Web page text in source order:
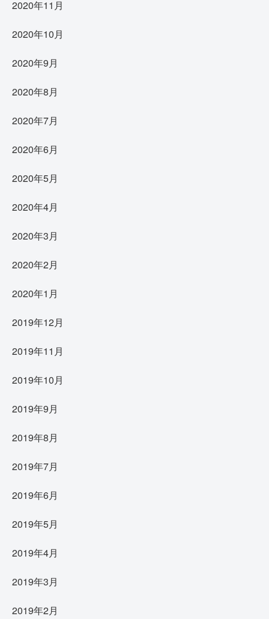
2020年11月
2020年10月
2020年9月
2020年8月
2020年7月
2020年6月
2020年5月
2020年4月
2020年3月
2020年2月
2020年1月
2019年12月
2019年11月
2019年10月
2019年9月
2019年8月
2019年7月
2019年6月
2019年5月
2019年4月
2019年3月
2019年2月